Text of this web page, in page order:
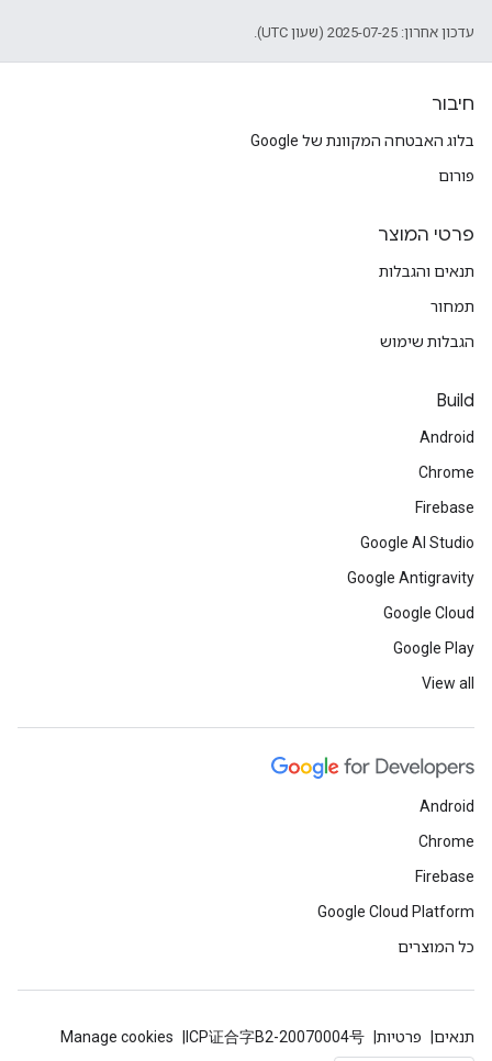
עדכון אחרון: 2025-07-25 (שעון UTC).
חיבור
בלוג האבטחה המקוונת של Google
פורום
פרטי המוצר
תנאים והגבלות
תמחור
הגבלות שימוש
Build
Android
Chrome
Firebase
Google AI Studio
Google Antigravity
Google Cloud
Google Play
View all
Android
Chrome
Firebase
Google Cloud Platform
כל המוצרים
תנאים פרטיות ICP证合字B2-20070004号
Manage cookies